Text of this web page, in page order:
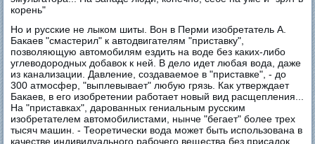
корень"
Но и русские не лыком шиты. Вон в Перми изобретатель А.
Бакаев "смастерил" к автодвигателям "приставку",
позволяющую автомобилям ездить на воде без каких-либо
углеводородных добавок к ней. В дело идет любая вода, даже
из канализации. Давление, создаваемое в "приставке", - до
300 атмосфер, "выплевывает" любую грязь. Как утверждает
Бакаев, в его изобретении работает новый вид расщепления...
На "приставках", дарованных гениальным русским
изобретателем автомобилистами, нынче "бегает" более трех
тысяч машин. - Теоретически вода может быть использована в
качестве индивидуального рабочего вещества без присадок